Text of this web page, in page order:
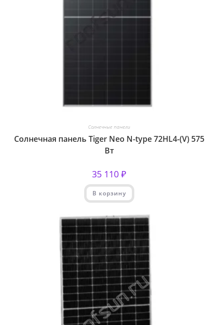
Солнечные панели
Солнечная панель Tiger Neo N-type 72HL4-(V) 575
Вт
35 110 ₽
В корзину